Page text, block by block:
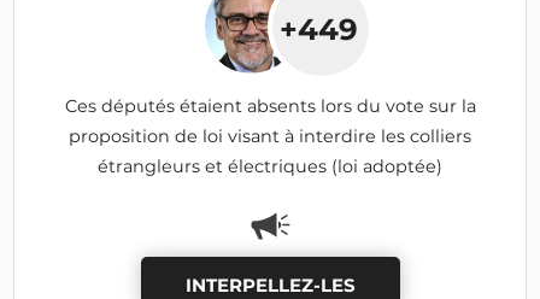
+449
Ces députés étaient absents lors du vote sur la
proposition de loi visant à interdire les colliers
étrangleurs et électriques (loi adoptée)
INTERPELLEZ-LES